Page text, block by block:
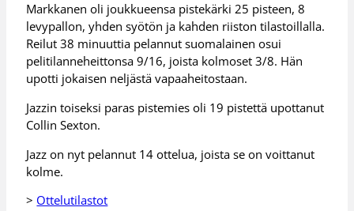
Markkanen oli joukkueensa pistekärki 25 pisteen, 8
levypallon, yhden syötön ja kahden riiston tilastoillalla.
Reilut 38 minuuttia pelannut suomalainen osui
pelitilanneheittonsa 9/16, joista kolmoset 3/8. Hän
upotti jokaisen neljästä vapaaheitostaan.
Jazzin toiseksi paras pistemies oli 19 pistettä upottanut
Collin Sexton.
Jazz on nyt pelannut 14 ottelua, joista se on voittanut
kolme.
> Ottelutilastot